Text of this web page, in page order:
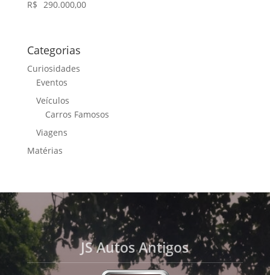
R$
290.000,00
Categorias
Curiosidades
Eventos
Veículos
Carros Famosos
Viagens
Matérias
JS Autos Antigos